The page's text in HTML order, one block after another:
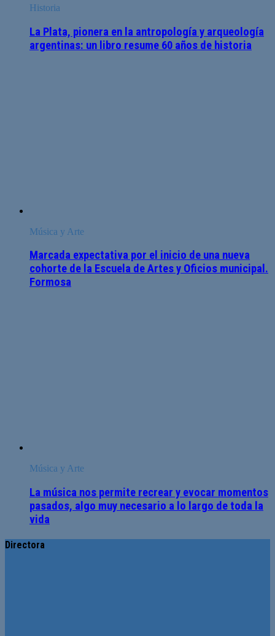
Historia
La Plata, pionera en la antropología y arqueología
argentinas: un libro resume 60 años de historia
Música y Arte
Marcada expectativa por el inicio de una nueva
cohorte de la Escuela de Artes y Oficios municipal.
Formosa
Música y Arte
La música nos permite recrear y evocar momentos
pasados, algo muy necesario a lo largo de toda la
vida
Directora